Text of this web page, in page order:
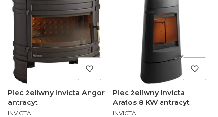
Piec żeliwny Invicta Angor
antracyt
PRODUCENT
INVICTA
Piec żeliwny Invicta
Aratos 8 KW antracyt
PRODUCENT
INVICTA